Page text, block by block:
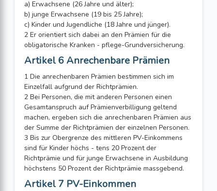
a) Erwachsene (26 Jahre und älter);
b) junge Erwachsene (19 bis 25 Jahre);
c) Kinder und Jugendliche (18 Jahre und jünger).
2 Er orientiert sich dabei an den Prämien für die
obligatorische Kranken - pflege-Grundversicherung.
Artikel 6 Anrechenbare Prämien
1 Die anrechenbaren Prämien bestimmen sich im
Einzelfall aufgrund der Richtprämien.
2 Bei Personen, die mit anderen Personen einen
Gesamtanspruch auf Prämienverbilligung geltend
machen, ergeben sich die anrechenbaren Prämien aus
der Summe der Richtprämien der einzelnen Personen.
3 Bis zur Obergrenze des mittleren PV-Einkommens
sind für Kinder höchs - tens 20 Prozent der
Richtprämie und für junge Erwachsene in Ausbildung
höchstens 50 Prozent der Richtprämie massgebend.
Artikel 7 PV-Einkommen